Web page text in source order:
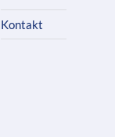
Kontakt